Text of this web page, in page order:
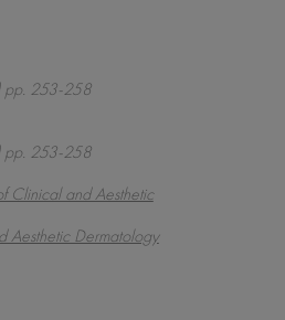
253-258
253-258
Clinical and Aesthetic
Aesthetic Dermatology